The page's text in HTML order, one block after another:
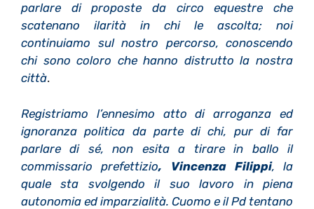
parlare di proposte da circo equestre che
scatenano ilarità in chi le ascolta; noi
continuiamo sul nostro percorso, conoscendo
chi sono coloro che hanno distrutto la nostra
città.
Registriamo l’ennesimo atto di arroganza ed
ignoranza politica da parte di chi, pur di far
parlare di sé, non esita a tirare in ballo il
commissario prefettizio, Vincenza Filippi, la
quale sta svolgendo il suo lavoro in piena
autonomia ed imparzialità. Cuomo e il Pd tentano